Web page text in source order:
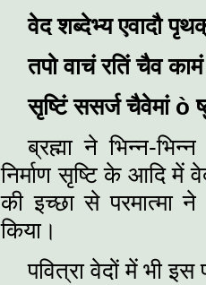
वेद शब्देभ्य एवादौ
तपो वाचं रतिं चैव
सृष्टिं ससर्ज चैवेमां ò
ब्रह्मा ने भिन्न-
निर्माण सृष्टि के आदि में
की इच्छा से परमात्मा
किया।
पवित्रा वेदों में भी